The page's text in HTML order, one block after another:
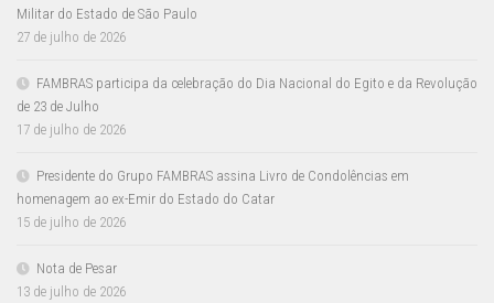
Militar do Estado de São Paulo
27 de julho de 2026
FAMBRAS participa da celebração do Dia Nacional do Egito e da Revolução
de 23 de Julho
17 de julho de 2026
Presidente do Grupo FAMBRAS assina Livro de Condolências em
homenagem ao ex-Emir do Estado do Catar
15 de julho de 2026
Nota de Pesar
13 de julho de 2026